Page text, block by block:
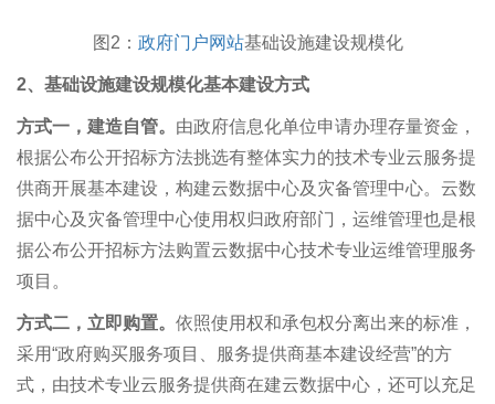
图2： 政府门户网站基础设施建设规模化
2、基础设施建设规模化基本建设方式
方式一，建造自管。 由政府信息化单位申请办理存量资金，
根据公布公开招标方法挑选有整体实力的技术专业云服务提
供商开展基本建设，构建云数据中心及灾备管理中心。云数
据中心及灾备管理中心使用权归政府部门，运维管理也是根
据公布公开招标方法购置云数据中心技术专业运维管理服务
项目。
方式二，立即购置。 依照使用权和承包权分离出来的标准，
采用“政府购买服务项目、服务提供商基本建设经营”的方
式，由技术专业云服务提供商在建云数据中心，还可以充足